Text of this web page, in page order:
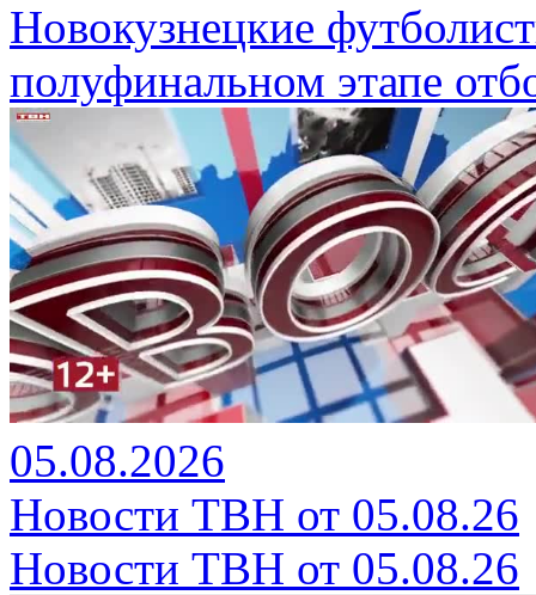
Новокузнецкие
полуфинальном этапе
05.08.2026
Новости ТВН от 05.08.26
Новости ТВН от 05.08.26